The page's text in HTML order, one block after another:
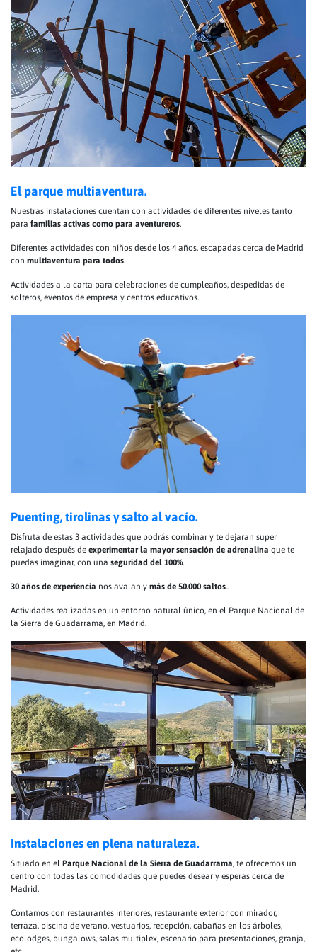
El parque multiaventura.
Nuestras instalaciones cuentan con actividades de diferentes niveles tanto
para familias activas como para aventureros.
Diferentes actividades con niños desde los 4 años, escapadas cerca de Madrid
con multiaventura para todos.
Actividades a la carta para celebraciones de cumpleaños, despedidas de
solteros, eventos de empresa y centros educativos.
Puenting, tirolinas y salto al vacío.
Disfruta de estas 3 actividades que podrás combinar y te dejaran super
relajado después de experimentar la mayor sensación de adrenalina que te
puedas imaginar, con una seguridad del 100%.
30 años de experiencia nos avalan y más de 50.000 saltos..
Actividades realizadas en un entorno natural único, en el Parque Nacional de
la Sierra de Guadarrama, en Madrid.
Instalaciones en plena naturaleza.
Situado en el Parque Nacional de la Sierra de Guadarrama, te ofrecemos un
centro con todas las comodidades que puedes desear y esperas cerca de
Madrid.
Contamos con restaurantes interiores, restaurante exterior con mirador,
terraza, piscina de verano, vestuarios, recepción, cabañas en los árboles,
ecolodges, bungalows, salas multiplex, escenario para presentaciones, granja,